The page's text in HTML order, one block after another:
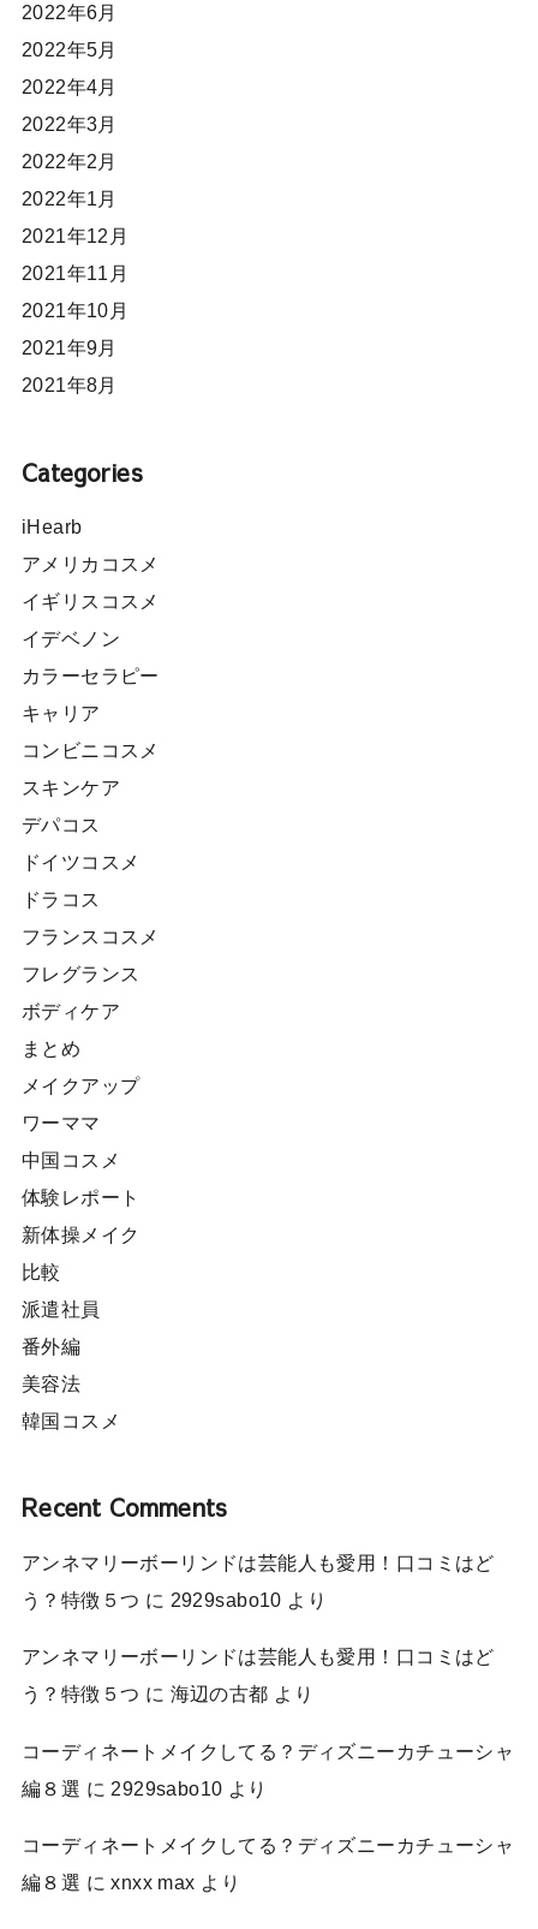
2022年6月
2022年5月
2022年4月
2022年3月
2022年2月
2022年1月
2021年12月
2021年11月
2021年10月
2021年9月
2021年8月
Categories
iHearb
アメリカコスメ
イギリスコスメ
イデベノン
カラーセラピー
キャリア
コンビニコスメ
スキンケア
デパコス
ドイツコスメ
ドラコス
フランスコスメ
フレグランス
ボディケア
まとめ
メイクアップ
ワーママ
中国コスメ
体験レポート
新体操メイク
比較
派遣社員
番外編
美容法
韓国コスメ
Recent Comments
アンネマリーボーリンドは芸能人も愛用！口コミはど
う？特徴５つ に 2929sabo10 より
アンネマリーボーリンドは芸能人も愛用！口コミはど
う？特徴５つ に 海辺の古都 より
コーディネートメイクしてる？ディズニーカチューシャ
編８選 に 2929sabo10 より
コーディネートメイクしてる？ディズニーカチューシャ
編８選 にxnxx max より